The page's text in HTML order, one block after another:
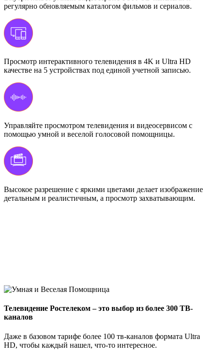
регулярно обновляемым каталогом фильмов и сериалов.
Просмотр интерактивного телевидения в 4K и Ultra HD
качестве на 5 устройствах под единой учетной записью.
Управляйте просмотром телевидения и видеосервисом с
помощью умной и веселой голосовой помощницы.
Высокое разрешение с яркими цветами делает изображение
детальным и реалистичным, а просмотр захватывающим.
Телевидение Ростелеком – это выбор из более 300 ТВ-
каналов
Даже в базовом тарифе более 100 тв-каналов формата Ultra
HD, чтобы каждый нашел, что-то интересное.